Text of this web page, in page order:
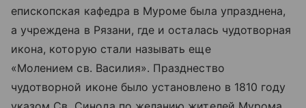
епископская кафедра в Муроме была упразднена,
а учреждена в Рязани, где и осталась чудотворная
икона, которую стали называть еще
«Молением св. Василия». Празднество
чудотворной иконе было установлено в 1810 году